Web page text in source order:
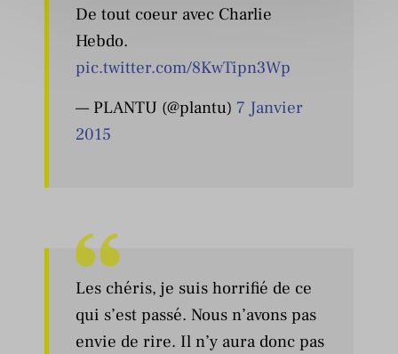
De tout coeur avec Charlie
Hebdo.
pic.twitter.com/8KwTipn3Wp
— PLANTU (@plantu) 7 Janvier
2015
Les chéris, je suis horrifié de ce
qui s’est passé. Nous n’avons pas
envie de rire. Il n’y aura donc pas